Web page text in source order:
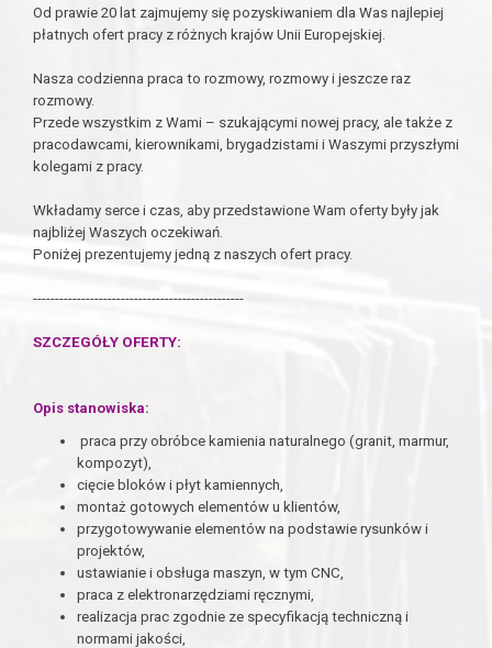
Od prawie 20 lat zajmujemy się pozyskiwaniem dla Was najlepiej
płatnych ofert pracy z różnych krajów Unii Europejskiej.
Nasza codzienna praca to rozmowy, rozmowy i jeszcze raz
rozmowy.
Przede wszystkim z Wami – szukającymi nowej pracy, ale także z
pracodawcami, kierownikami, brygadzistami i Waszymi przyszłymi
kolegami z pracy.
Wkładamy serce i czas, aby przedstawione Wam oferty były jak
najbliżej Waszych oczekiwań.
Poniżej prezentujemy jedną z naszych ofert pracy.
------------------------------------------------
SZCZEGÓŁY OFERTY:
Opis stanowiska:
praca przy obróbce kamienia naturalnego (granit, marmur,
kompozyt),
cięcie bloków i płyt kamiennych,
montaż gotowych elementów u klientów,
przygotowywanie elementów na podstawie rysunków i
projektów,
ustawianie i obsługa maszyn, w tym CNC,
praca z elektronarzędziami ręcznymi,
realizacja prac zgodnie ze specyfikacją techniczną i
normami jakości,